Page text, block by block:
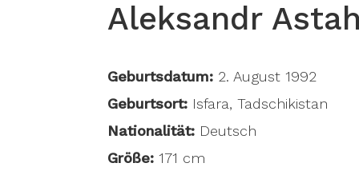
Aleksandr
Geburtsdatum: 2. August 1992
Geburtsort: Isfara, Tadschikistan
Nationalität: Deutsch
Größe: 171 cm